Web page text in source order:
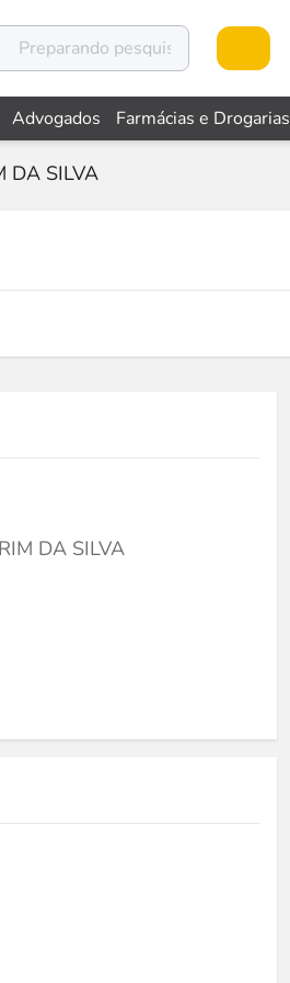
Advogados Farmácias e Drogarias
DA SILVA
DA SILVA